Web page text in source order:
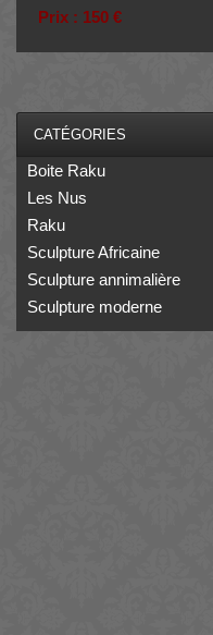
Prix : 150 €
CATÉGORIES
Boite Raku
Les Nus
Raku
Sculpture Africaine
Sculpture annimalière
Sculpture moderne